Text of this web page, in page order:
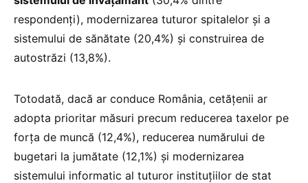
respondenți), modernizarea tuturor spitalelor și a
sistemului de sănătate (20,4%) și construirea de
autostrăzi (13,8%).
Totodată, dacă ar conduce România, cetățenii ar
adopta prioritar măsuri precum reducerea taxelor pe
forța de muncă (12,4%), reducerea numărului de
bugetari la jumătate (12,1%) și modernizarea
sistemului informatic al tuturor instituțiilor de stat